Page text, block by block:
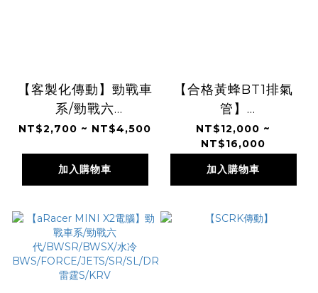
【客製化傳動】勁戰車
系/勁戰六
代/BWSR/BWSX/水
BWS/FORCE/JETS/SR/SL/DRG/MMBCU/
雷霆S/KRV
NT$2,700 ~ NT$4,500
加入購物車
【合格黃蜂BT1排氣
管】
JETS/JETSR/JETSL/
六代/RTS
NT$12,000 ~
NT$16,000
加入購物車